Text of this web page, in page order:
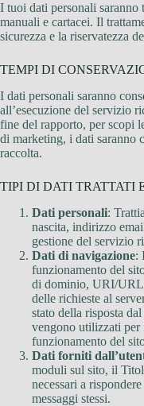
I tuoi dati personali saranno
manuali e cartacei. Il
sicurezza e la riservatezza
TEMPI DI
I dati personali saranno
all’esecuzione del servizio
fine del rapporto, per scopi
di marketing, i dati saranno
raccolta.
TIPI DI DATI TRATTATI
Dati personali:
nascita, indirizzo
gestione del servizio
Dati di navigazione:
funzionamento del
di dominio, URI/URL
delle richieste al
stato della risposta
vengono utilizzati per
funzionamento del
Dati forniti
moduli sul sito, il
necessari a
messaggi stessi.